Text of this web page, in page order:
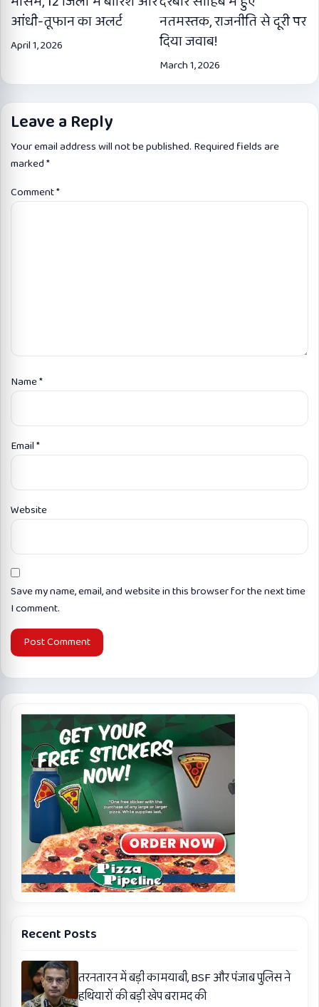
आंधी-तूफान का अलर्ट
April 1, 2026
नतमस्तक, राजनीति से दूरी पर
दिया जवाब!
March 1, 2026
Leave a Reply
Your email address will not be published. Required fields are
marked*
Comment*
Name*
Email*
Website
Save my name, email, and website in this browser for the next time
I comment.
Recent Posts
तरनतारन में बड़ी कामयाबी, BSF और पंजाब पुलिस ने
हथियारों की बड़ी खेप बरामद की